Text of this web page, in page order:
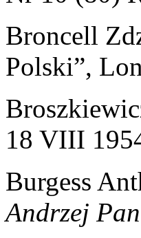
Broncell
Polski”,
18 VIII
Burgess
Andrzej